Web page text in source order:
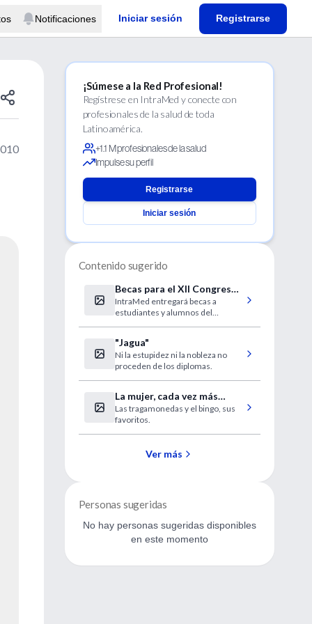
Notificaciones Iniciar sesión Registrarse
¡Súmese a la Red Profesional!
Regístrese en IntraMed y conecte con
profesionales de la salud de toda
Latinoamérica.
+1.1 M profesionales de la salud
Impulse su perfil
Registrarse
Iniciar sesión
Contenido sugerido
Becas para el XII Congreso
Argentino de
Neuropsiquiatría
IntraMed entregará becas a
estudiantes y alumnos del
"Jagua"
Ni la estupidez ni la nobleza no
proceden de los diplomas.
La mujer, cada vez más
adicta al juego
Las tragamonedas y el bingo, sus
favoritos.
Ver más
Personas sugeridas
No hay personas sugeridas disponibles
en este momento